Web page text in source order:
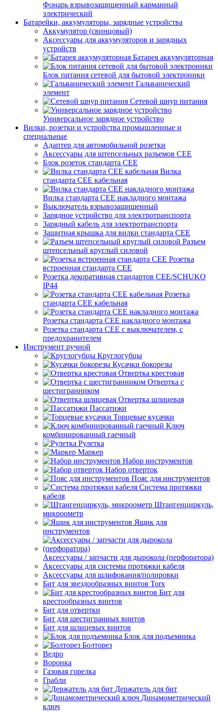
Фонарь взрывозащищенный карманный
электрический
Батарейки, аккумуляторы, зарядные устройства
Аккумулятор (свинцовый)
Аксессуары для аккумуляторов и зарядных
устройств
Батарея аккумуляторная
Блок питания сетевой для бытовой электроники
Гальванический
элемент
Сетевой шнур питания
Универсальное зарядное устройство
Вилки, розетки и устройства промышленные и
специальные
Адаптер для автомобильной розетки
Аксессуары для штепсельных разъемов CEE
Блок розеток стандарта CEE
Вилка
стандарта CEE кабельная
Вилка стандарта CEE накладного монтажа
Выключатель взрывозащищенный
Зарядное устройство для электротранспорта
Зарядный кабель для электротранспорта
Защитная крышка для вилки стандарта CEE
Разъем
штепсельный круглый силовой
Розетка
встроенная стандарта CEE
Розетка декоративная стандартов CEE/SCHUKO
IP44
Розетка
стандарта СЕЕ кабельная
Розетка стандарта СЕЕ накладного монтажа
Розетка стандарта СЕЕ с выключателем, с
предохранителем
Инструмент ручной
Круглогубцы
Кусачки бокорезы
Отвертка крестовая
Отвертка с
шестигранником
Отвертка шлицевая
Пассатижи
Торцевые кусачки
Ключ
комбинированный гаечный
Рулетка
Маркер
Набор инструментов
Набор отверток
Пояс для инструментов
Система протяжки
кабеля
Штангенциркуль,
микроометр
Ящик для
инструментов
Аксессуары / запчасти для дырокола (перфоратора)
Аксессуары для системы протяжки кабеля
Аксессуары для шлифования/полировки
Бит для звездообразных винтов Torx
Бит для
крестообразных винтов
Бит для отвертки
Бит для шестигранных винтов
Бит для шлицевых винтов
Блок для подъемника
Болторез
Ведро
Воронка
Газовая горелка
Грабли
Держатель для бит
Динамометрический
ключ